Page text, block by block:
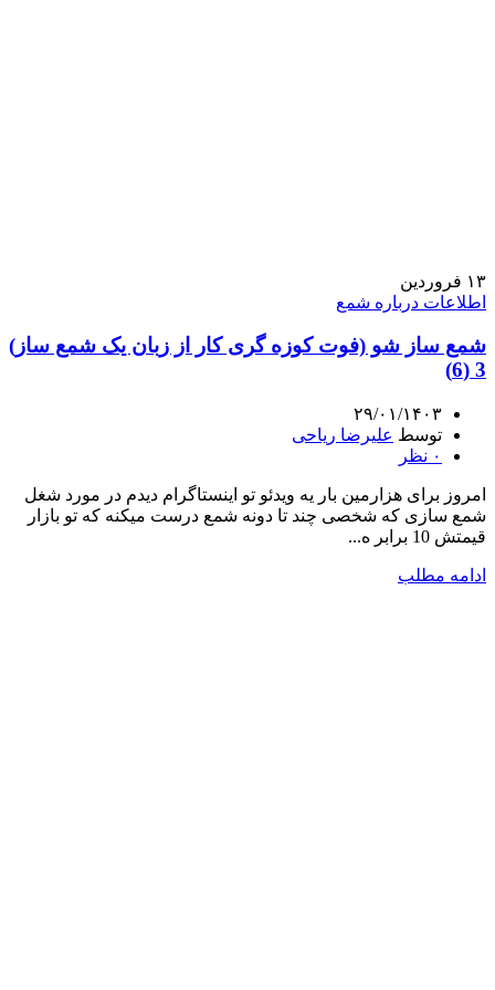
۱۳ فروردین
اطلاعات درباره شمع
شمع ساز شو (فوت کوزه گری کار از زبان یک شمع ساز)
3 (6)
۲۹/۰۱/۱۴۰۳
توسط علیرضا ریاحی
۰ نظر
امروز برای هزارمین بار یه ویدئو تو اینستاگرام دیدم در مورد شغل
شمع سازی که شخصی چند تا دونه شمع درست میکنه که تو بازار
قیمتش 10 برابر ه...
ادامه مطلب